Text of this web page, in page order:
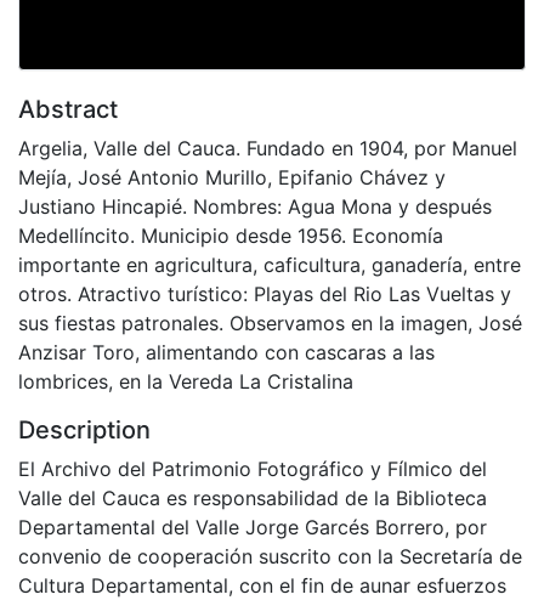
Abstract
Argelia, Valle del Cauca. Fundado en 1904, por Manuel
Mejía, José Antonio Murillo, Epifanio Chávez y
Justiano Hincapié. Nombres: Agua Mona y después
Medellíncito. Municipio desde 1956. Economía
importante en agricultura, caficultura, ganadería, entre
otros. Atractivo turístico: Playas del Rio Las Vueltas y
sus fiestas patronales. Observamos en la imagen, José
Anzisar Toro, alimentando con cascaras a las
lombrices, en la Vereda La Cristalina
Description
El Archivo del Patrimonio Fotográfico y Fílmico del
Valle del Cauca es responsabilidad de la Biblioteca
Departamental del Valle Jorge Garcés Borrero, por
convenio de cooperación suscrito con la Secretaría de
Cultura Departamental, con el fin de aunar esfuerzos